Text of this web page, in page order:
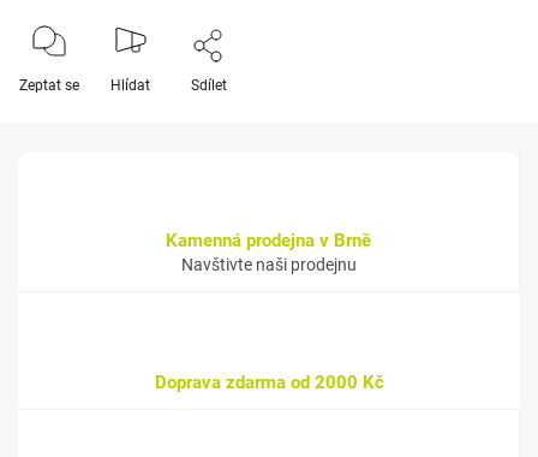
Zeptat se Hlídat Sdílet
Kamenná prodejna v Brně
Navštivte naši prodejnu
Doprava zdarma od 2000 Kč